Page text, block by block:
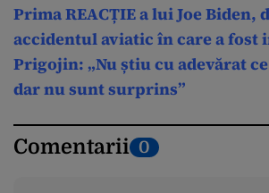
Prima REACȚIE a lui Joe Biden,
accidentul aviatic în care a fost
Prigojin: „Nu știu cu adevărat
dar nu sunt surprins”
Comentarii 0